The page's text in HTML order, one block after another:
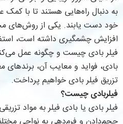
به دنبال راه‌هایی هستند تا با کمک
خود دست یابند. یکی از روش‌های
افزایش چشمگیری داشته است،
فیلر بادی چیست و چگونه عمل
بادی، فواید و معایب آن، برندهای
تزریق فیلر بادی خواهیم پرداخت.
فیلربادی چیست؟
فیلر بادی یا بادی فیلر به مواد